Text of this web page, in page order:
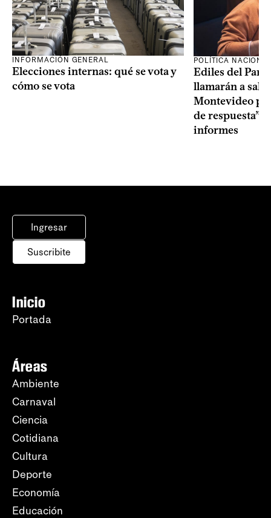
INFORMACIÓN GENERAL
Elecciones internas: qué se vota y
cómo se vota
POLÍTICA
Ediles del
llamarán a sala
Montevideo
de respuesta”
informes
Ingresar
Suscribite
Inicio
Portada
Áreas
Ambiente
Carnaval
Ciencia
Cotidiana
Cultura
Deporte
Economía
Educación